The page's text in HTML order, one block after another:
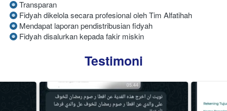
Transparan
Fidyah dikelola secara profesional oleh Tim Alfatihah
Mendapat laporan pendistribusian fidyah
Fidyah disalurkan kepada fakir miskin
Testimoni